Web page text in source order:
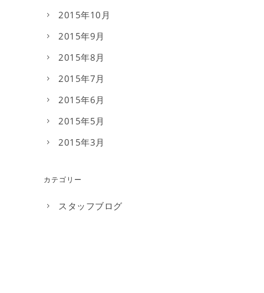
2015年10月
2015年9月
2015年8月
2015年7月
2015年6月
2015年5月
2015年3月
カテゴリー
スタッフブログ